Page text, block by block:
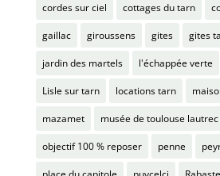
cordes sur ciel cottages du tarn
gaillac giroussens gites gites
jardin des martels l'échappée verte
Lisle sur tarn locations tarn
mazamet musée de toulouse lautrec
objectif 100 % reposer penne